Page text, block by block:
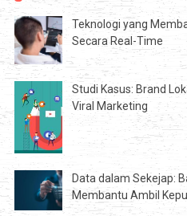
Teknologi yang
Secara Real-Time
Studi Kasus: Brand
Viral Marketing
Data dalam Sekejap:
Membantu Ambil